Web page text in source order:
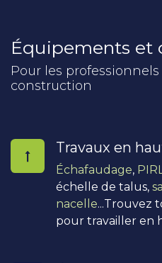
Équipements et
Pour les
construction
Travaux en
Échafaudage,
échelle de talus,
nacelle...Trouvez
pour travailler en